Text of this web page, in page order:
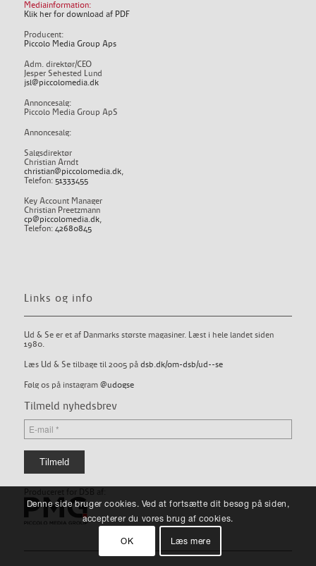
Mediainformation:
Klik her for download af PDF
Producent:
Piccolo Media Group Aps
Adm. direktør/CEO
Jesper Sehested Lund
jsl@piccolomedia.dk
Annoncesalg:
Piccolo Media Group ApS
Annoncesalg:
Salgsdirektør
Christian Arndt
christian@piccolomedia.dk,
Telefon: 51333455
Key Account Manager
Christian Preetzmann
cp@piccolomedia.dk,
Telefon: 42680845
Links og info
Ud & Se er et af Danmarks største magasiner. Læst i hele landet siden
1980.
Læs Ud & Se tilbage til 2005 på dsb.dk/om-dsb/ud--se
Følg os på instagram @udogse
Tilmeld nyhedsbrev
Denne side bruger cookies. Ved at fortsætte dit besøg på siden,
accepterer du vores brug af cookies.
OK Læs mere